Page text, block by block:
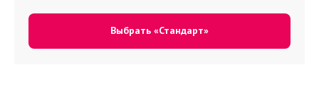
Выбрать «Стандарт»